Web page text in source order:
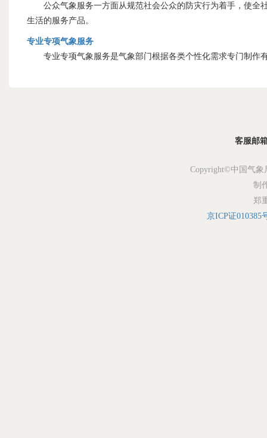
公众气象服务一方面从规范社会公众的防灾行为着手，使全
生活的服务产品。
专业专项气象服务
专业专项气象服务是气象部门根据各类个性化需求专门制作
客服邮
Copyright©中国气象
制
郑
京ICP证010385